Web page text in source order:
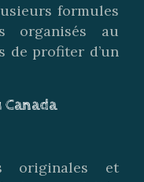
formules
organisés au
de profiter d’un
originales et